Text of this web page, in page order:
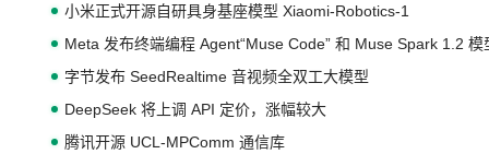
小米正式开源自研具身基座模型 Xiaomi-Robotics-1
Meta 发布终端编程 Agent“Muse Code” 和 Muse Spark 1.2 模
字节发布 SeedRealtime 音视频全双工大模型
DeepSeek 将上调 API 定价，涨幅较大
腾讯开源 UCL-MPComm 通信库